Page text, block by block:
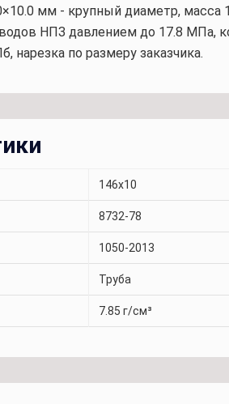
мм - крупный диаметр, масса
НПЗ давлением до 17.8
нарезка по размеру заказчика.
146x10
8732-78
1050-2013
Труба
7.85 г/см³